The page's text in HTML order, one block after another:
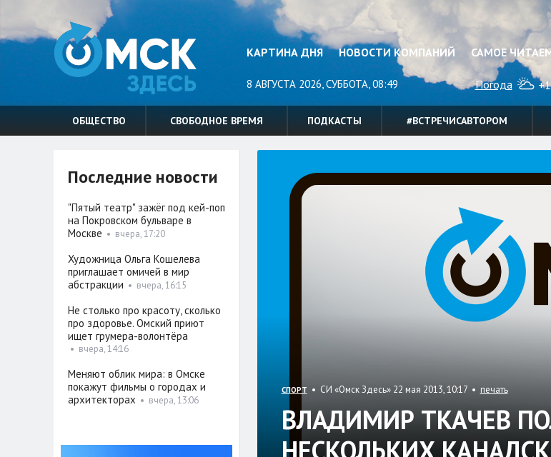
КАРТИНА ДНЯ НОВОСТИ КОМПАНИЙ САМОЕ
8 АВГУСТА 2026, СУББОТА, 08:49 Погода
ОБЩЕСТВО СВОБОДНОЕ ВРЕМЯ ПОДКАСТЫ #ВСТРЕЧИСАВТОРОМ
СПОРТ • СИ «Омск Здесь» 22 мая 2013, 10:17 • печать
ВЛАДИМИР ТКАЧЕВ
Последние новости
"Пятый театр" зажёг под кей-поп
на Покровском бульваре в
Москве • вчера, 17:20
Художница Ольга Кошелева
приглашает омичей в мир
абстракции • вчера, 16:15
Не столько про красоту, сколько
про здоровье. Омский приют
ищет грумера-волонтёра
• вчера, 14:16
Меняют облик мира: в Омске
покажут фильмы о городах и
архитекторах • вчера, 13:06